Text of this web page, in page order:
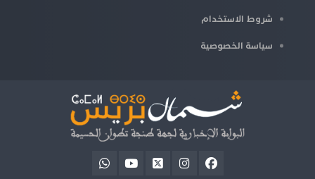
شروط الاستخدام
سياسة الخصوصية